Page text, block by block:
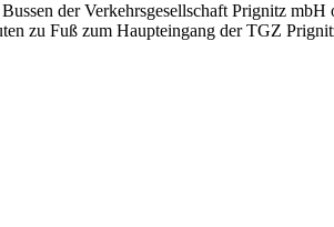
der Verkehrsgesellschaft Prignitz
zu Fuß zum Haupteingang der TGZ